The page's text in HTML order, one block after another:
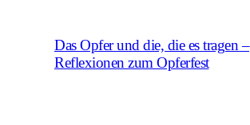
Das Opfer und die, die es tragen –
Reflexionen zum Opferfest